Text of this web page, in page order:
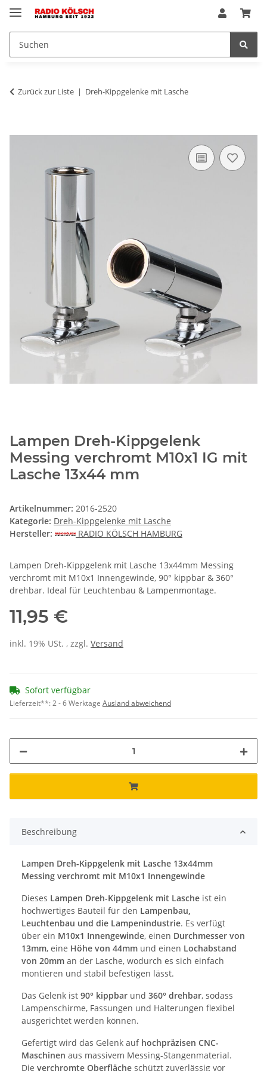
Zurück zur Liste Dreh-Kippgelenke mit Lasche
Lampen Dreh-Kippgelenk
Messing verchromt M10x1 IG mit
Lasche 13x44 mm
Artikelnummer: 2016-2520
Kategorie: Dreh-Kippgelenke mit Lasche
Hersteller:
RADIO KÖLSCH HAMBURG
Lampen Dreh-Kippgelenk mit Lasche 13x44mm Messing
verchromt mit M10x1 Innengewinde, 90° kippbar & 360°
drehbar. Ideal für Leuchtenbau & Lampenmontage.
11,95 €
inkl. 19% USt. , zzgl. Versand
Sofort verfügbar
Lieferzeit**:2 - 6 Werktage Ausland abweichend
Beschreibung
Lampen Dreh-Kippgelenk mit Lasche 13x44mm
Messing verchromt mit M10x1 Innengewinde
Dieses Lampen Dreh-Kippgelenk mit Lasche ist ein
hochwertiges Bauteil für den Lampenbau,
Leuchtenbau und die Lampenindustrie. Es verfügt
über ein M10x1 Innengewinde, einen Durchmesser von
13mm, eine Höhe von 44mm und einen Lochabstand
von 20mm an der Lasche, wodurch es sich einfach
montieren und stabil befestigen lässt.
Das Gelenk ist 90° kippbar und 360° drehbar, sodass
Lampenschirme, Fassungen und Halterungen flexibel
ausgerichtet werden können.
Gefertigt wird das Gelenk auf hochpräzisen CNC-
Maschinen aus massivem Messing-Stangenmaterial.
Die verchromte Oberfläche schützt zuverlässig vor